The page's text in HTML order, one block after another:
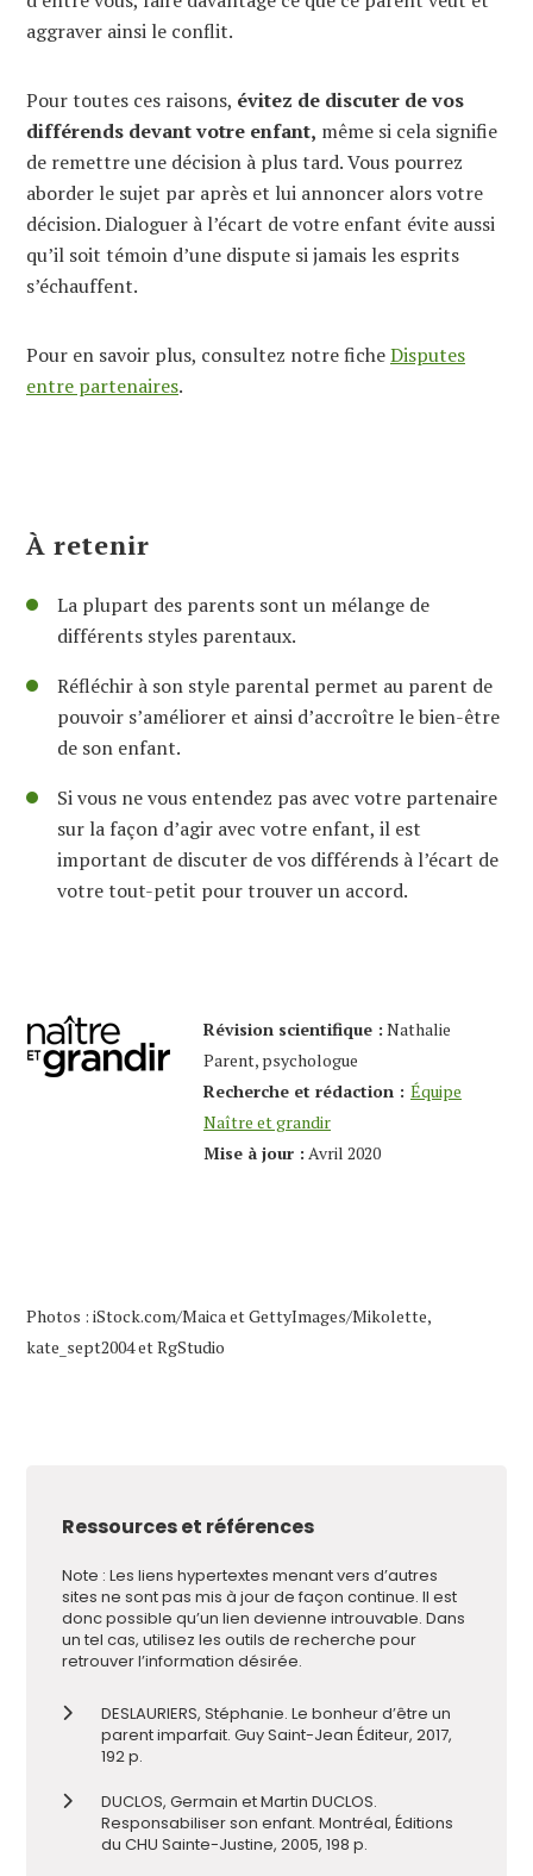
aggraver ainsi le conflit.
Pour toutes ces raisons, évitez de discuter de vos
différends devant votre enfant, même si cela signifie
de remettre une décision à plus tard. Vous pourrez
aborder le sujet par après et lui annoncer alors votre
décision. Dialoguer à l’écart de votre enfant évite aussi
qu’il soit témoin d’une dispute si jamais les esprits
s’échauffent.
Pour en savoir plus, consultez notre ficheDisputes
entre partenaires.
À retenir
La plupart des parents sont un mélange de
différents styles parentaux.
Réfléchir à son style parental permet au parent de
pouvoir s’améliorer et ainsi d’accroître le bien-être
de son enfant.
Si vous ne vous entendez pas avec votre partenaire
sur la façon d’agir avec votre enfant, il est
important de discuter de vos différends à l’écart de
votre tout-petit pour trouver un accord.
Révision scientifique : Nathalie
Parent, psychologue
Recherche et rédaction : Équipe
Naître et grandir
Mise à jour : Avril 2020
Photos : iStock.com/Maica et GettyImages/Mikolette,
kate_sept2004 et RgStudio
Ressources et références
Note : Les liens hypertextes menant vers d’autres
sites ne sont pas mis à jour de façon continue. Il est
donc possible qu’un lien devienne introuvable. Dans
un tel cas, utilisez les outils de recherche pour
retrouver l’information désirée.
DESLAURIERS, Stéphanie. Le bonheur d’être un
parent imparfait. Guy Saint-Jean Éditeur, 2017,
192 p.
DUCLOS, Germain et Martin DUCLOS.
Responsabiliser son enfant. Montréal, Éditions
du CHU Sainte-Justine, 2005, 198 p.